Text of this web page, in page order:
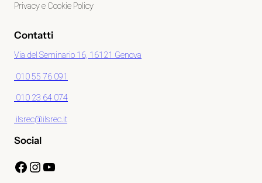
Privacy e Cookie Policy
Contatti
Via del Seminario 16, 16121 Genova
010 55 76 091
010 23 64 074
ilsrec@ilsrec.it
Social
Facebook InstagramYouTube